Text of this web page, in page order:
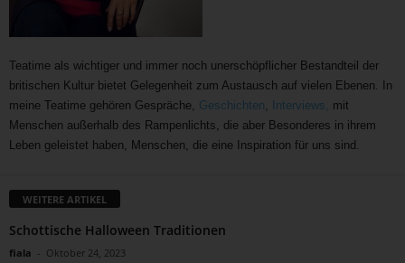
Teatime als wichtiger und immer noch unerschöpflicher Bestandteil der
britischen Kultur bietet Gelegenheit zum Austausch auf vielen Ebenen. In
meine Teatime gehören Gespräche, Geschichten Interviews,
mit
Menschen außerhalb des Rampenlichts, die aber Besonderes in ihrem
Leben geleistet haben, Menschen, die eine Inspiration für uns sind.
WEITERE ARTIKEL
Schottische Halloween Traditionen
fiala - Oktober 24, 2023